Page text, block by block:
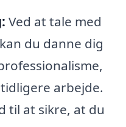
Ved at tale med
du danne dig
arbejde.
til at sikre, at du